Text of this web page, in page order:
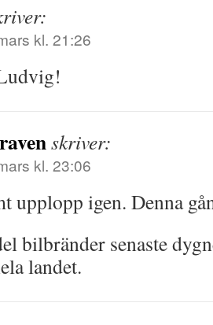
kl. 21:26
skriver:
kl. 23:06
upplopp igen. Denna
bilbränder senaste
landet.